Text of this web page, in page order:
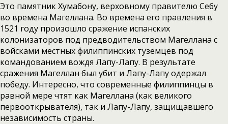
Это памятник Хумабону, верховному правителю Себу
во времена Магеллана. Во времена его правления в
1521 году произошло сражение испанских
колонизаторов под предводительством Магеллана с
войсками местных филиппинских туземцев под
командованием вождя Лапу-Лапу. В результате
сражения Магеллан был убит и Лапу-Лапу одержал
победу. Интересно, что современные филиппинцы в
равной мере чтят как Магеллана (как великого
первооткрывателя), так и Лапу-Лапу, защищавшего
независимость страны.